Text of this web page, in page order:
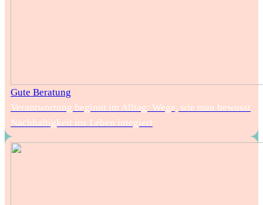
Gute Beratung
Verantwortung beginnt im Alltag: Wege, wie man bewusst
Nachhaltigkeit ins Leben integiert